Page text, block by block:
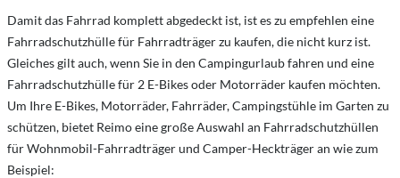
Damit das Fahrrad komplett abgedeckt ist, ist es zu empfehlen eine
Fahrradschutzhülle für Fahrradträger zu kaufen, die nicht kurz ist.
Gleiches gilt auch, wenn Sie in den Campingurlaub fahren und eine
Fahrradschutzhülle für 2 E-Bikes oder Motorräder kaufen möchten.
Um Ihre E-Bikes, Motorräder, Fahrräder, Campingstühle im Garten zu
schützen, bietet Reimo eine große Auswahl an Fahrradschutzhüllen
für Wohnmobil-Fahrradträger und Camper-Heckträger an wie zum
Beispiel: